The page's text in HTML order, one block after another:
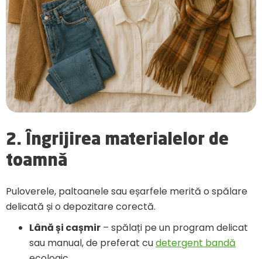
2. Îngrijirea materialelor de
toamnă
Puloverele, paltoanele sau eșarfele merită o spălare
delicată și o depozitare corectă.
Lână și cașmir – spălați pe un program delicat
sau manual, de preferat cudetergent bandă